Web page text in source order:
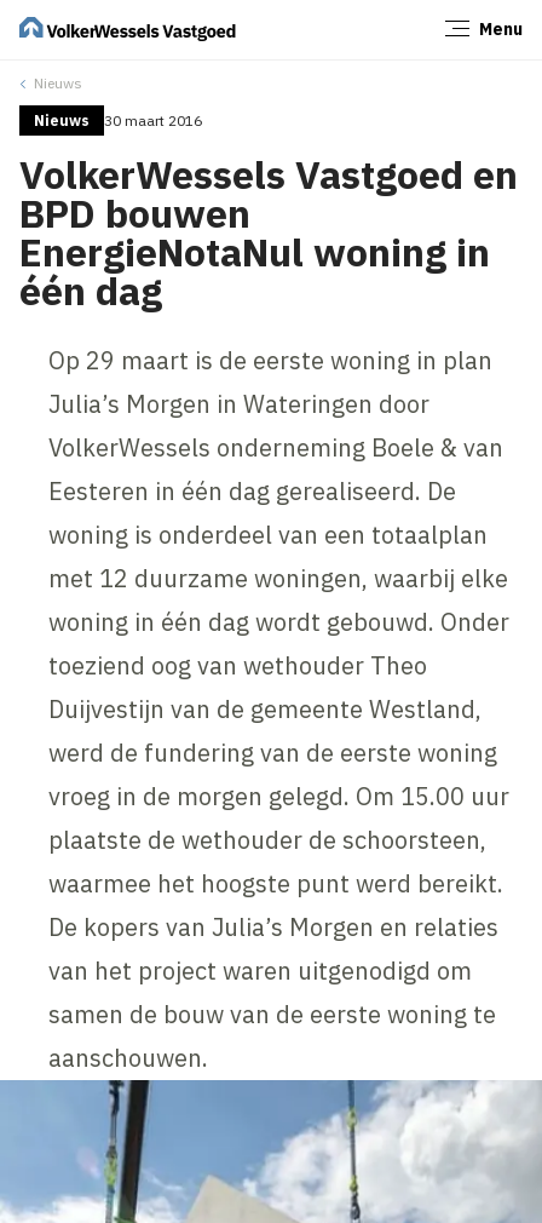
Menu
Nieuws
Nieuws 30 maart 2016
VolkerWessels Vastgoed en
BPD bouwen
EnergieNotaNul woning in
één dag
Op 29 maart is de eerste woning in plan
Julia’s Morgen in Wateringen door
VolkerWessels onderneming Boele & van
Eesteren in één dag gerealiseerd. De
woning is onderdeel van een totaalplan
met 12 duurzame woningen, waarbij elke
woning in één dag wordt gebouwd. Onder
toeziend oog van wethouder Theo
Duijvestijn van de gemeente Westland,
werd de fundering van de eerste woning
vroeg in de morgen gelegd. Om 15.00 uur
plaatste de wethouder de schoorsteen,
waarmee het hoogste punt werd bereikt.
De kopers van Julia’s Morgen en relaties
van het project waren uitgenodigd om
samen de bouw van de eerste woning te
aanschouwen.
Sluiten